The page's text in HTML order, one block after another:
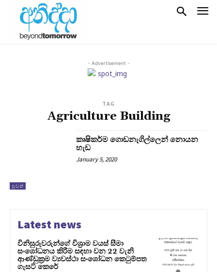
- Advertisement -
TAG
Agriculture Building
පුවත්
කෘෂිකර්ම ගොඩනැගිල්ලෙන් නොයන
හැඩ
January 5, 2020
Latest news
විනිසුරුවරුන්ගේ විශ්‍රාම වයස් සීමා
සංශෝධනය කිරීම සඳහා වන 22 වැනි
ආණ්ඩුක්‍රම ව්‍යවස්ථා සංශෝධන කෙටුම්පත
ගැසට් කෙරේ